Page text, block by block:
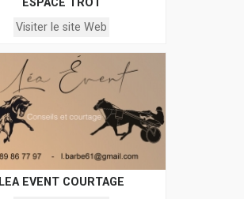
ESPACE TROT
Visiter le site Web
LEA EVENT COURTAGE